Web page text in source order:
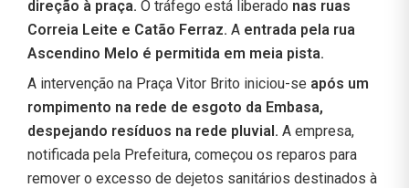
direção à praça. O tráfego está liberado nas ruas
Correia Leite e Catão Ferraz. A entrada pela rua
Ascendino Melo é permitida em meia pista.
A intervenção na Praça Vitor Brito iniciou-se após um
rompimento na rede de esgoto da Embasa,
despejando resíduos na rede pluvial. A empresa,
notificada pela Prefeitura, começou os reparos para
remover o excesso de dejetos sanitários destinados à